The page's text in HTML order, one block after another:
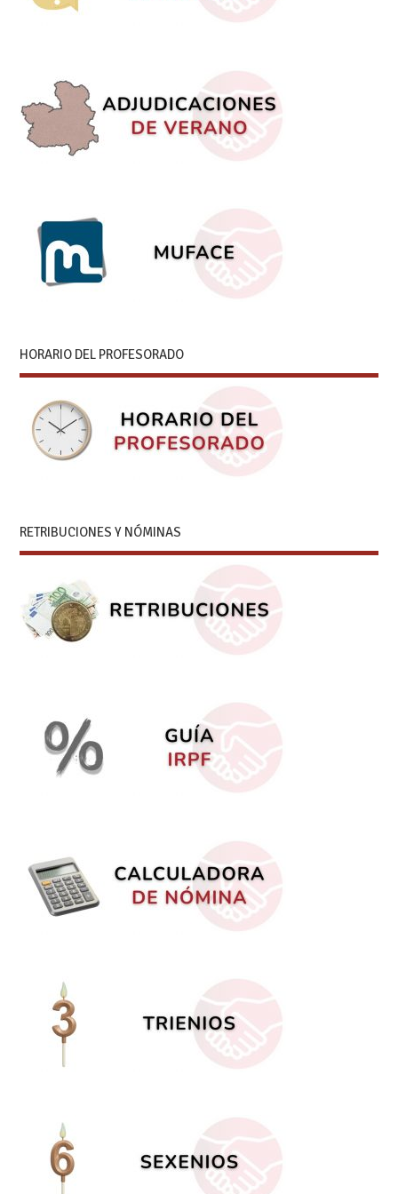
HORARIO DEL PROFESORADO
RETRIBUCIONES Y NÓMINAS